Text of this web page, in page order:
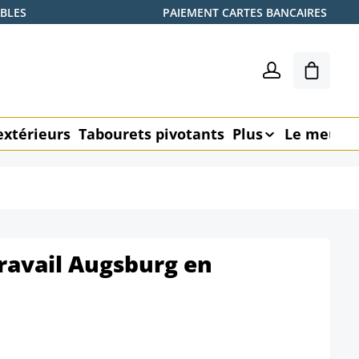
PAIEMENT CARTES BANCAIRES
Le
Tabourets pivotants Plus Le
Augsburg en